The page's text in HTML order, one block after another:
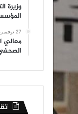
وزيرة
27 نوفمبر، 2025
معالي